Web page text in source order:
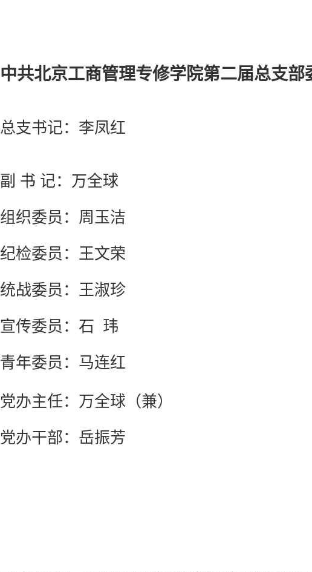
中共北京工商管理专修学院第二届总支部
总支书记：李凤红
副 书 记：万全球
组织委员：周玉洁
纪检委员：王文荣
统战委员：王淑珍
宣传委员：石 玮
青年委员：马连红
党办主任：万全球（兼）
党办干部：岳振芳